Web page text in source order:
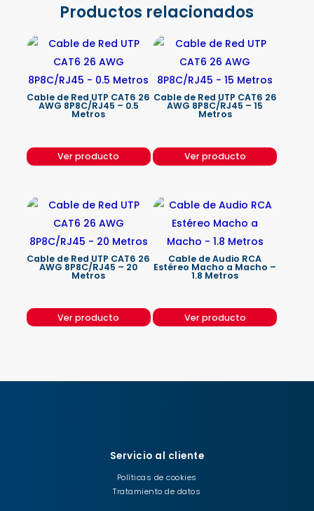
Productos relacionados
Cable de Red UTP CAT6 26
AWG 8P8C/RJ45 – 0.5
Metros
Ver producto
Cable de Red UTP CAT6 26
AWG 8P8C/RJ45 – 15
Metros
Ver producto
Cable de Red UTP CAT6 26
AWG 8P8C/RJ45 – 20
Metros
Ver producto
Cable de Audio RCA
Estéreo Macho a Macho –
1.8 Metros
Ver producto
Servicio al cliente
Políticas de cookies
Tratamiento de datos